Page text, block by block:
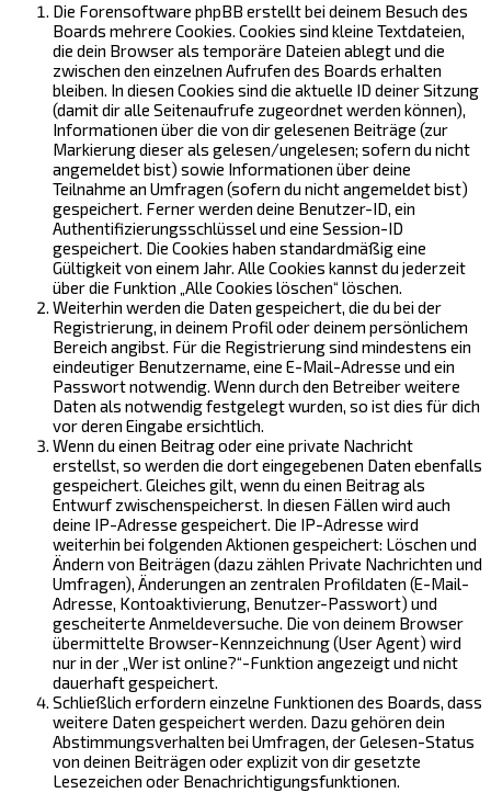
Die Forensoftware phpBB erstellt bei deinem Besuch des
Boards mehrere Cookies. Cookies sind kleine Textdateien,
die dein Browser als temporäre Dateien ablegt und die
zwischen den einzelnen Aufrufen des Boards erhalten
bleiben. In diesen Cookies sind die aktuelle ID deiner Sitzung
(damit dir alle Seitenaufrufe zugeordnet werden können),
Informationen über die von dir gelesenen Beiträge (zur
Markierung dieser als gelesen/ungelesen; sofern du nicht
angemeldet bist) sowie Informationen über deine
Teilnahme an Umfragen (sofern du nicht angemeldet bist)
gespeichert. Ferner werden deine Benutzer-ID, ein
Authentifizierungsschlüssel und eine Session-ID
gespeichert. Die Cookies haben standardmäßig eine
Gültigkeit von einem Jahr. Alle Cookies kannst du jederzeit
über die Funktion „Alle Cookies löschen“ löschen.
Weiterhin werden die Daten gespeichert, die du bei der
Registrierung, in deinem Profil oder deinem persönlichem
Bereich angibst. Für die Registrierung sind mindestens ein
eindeutiger Benutzername, eine E-Mail-Adresse und ein
Passwort notwendig. Wenn durch den Betreiber weitere
Daten als notwendig festgelegt wurden, so ist dies für dich
vor deren Eingabe ersichtlich.
Wenn du einen Beitrag oder eine private Nachricht
erstellst, so werden die dort eingegebenen Daten ebenfalls
gespeichert. Gleiches gilt, wenn du einen Beitrag als
Entwurf zwischenspeicherst. In diesen Fällen wird auch
deine IP-Adresse gespeichert. Die IP-Adresse wird
weiterhin bei folgenden Aktionen gespeichert: Löschen und
Ändern von Beiträgen (dazu zählen Private Nachrichten und
Umfragen), Änderungen an zentralen Profildaten (E-Mail-
Adresse, Kontoaktivierung, Benutzer-Passwort) und
gescheiterte Anmeldeversuche. Die von deinem Browser
übermittelte Browser-Kennzeichnung (User Agent) wird
nur in der „Wer ist online?“-Funktion angezeigt und nicht
dauerhaft gespeichert.
Schließlich erfordern einzelne Funktionen des Boards, dass
weitere Daten gespeichert werden. Dazu gehören dein
Abstimmungsverhalten bei Umfragen, der Gelesen-Status
von deinen Beiträgen oder explizit von dir gesetzte
Lesezeichen oder Benachrichtigungsfunktionen.